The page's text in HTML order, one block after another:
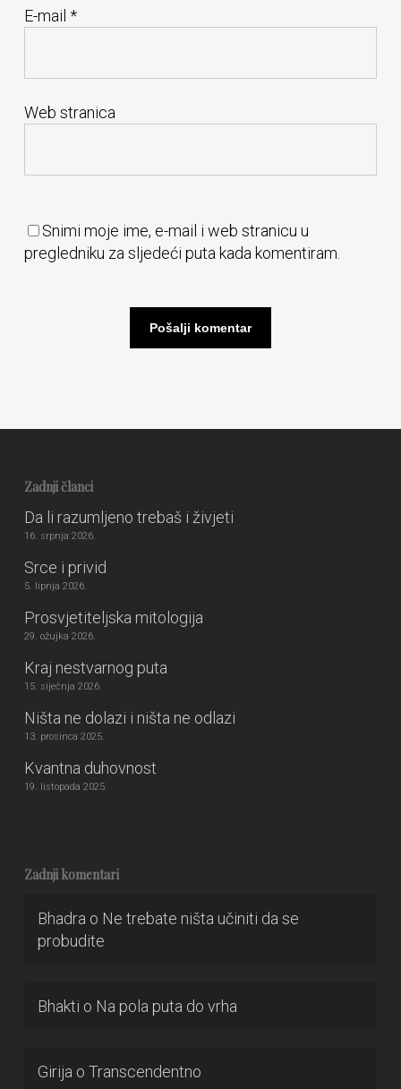
E-mail *
Web stranica
Snimi moje ime, e-mail i web stranicu u
pregledniku za sljedeći puta kada komentiram.
Zadnji članci
Da li razumljeno trebaš i živjeti
16. srpnja 2026.
Srce i privid
5. lipnja 2026.
Prosvjetiteljska mitologija
29. ožujka 2026.
Kraj nestvarnog puta
15. siječnja 2026.
Ništa ne dolazi i ništa ne odlazi
13. prosinca 2025.
Kvantna duhovnost
19. listopada 2025.
Zadnji komentari
Bhadra o Ne trebate ništa učiniti da se
probudite
Bhakti o Na pola puta do vrha
Girija o Transcendentno